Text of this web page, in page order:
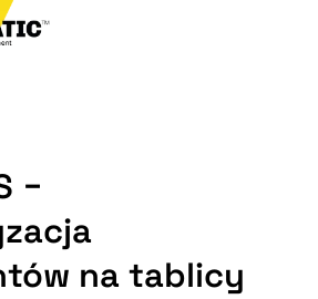
−
na tablicy